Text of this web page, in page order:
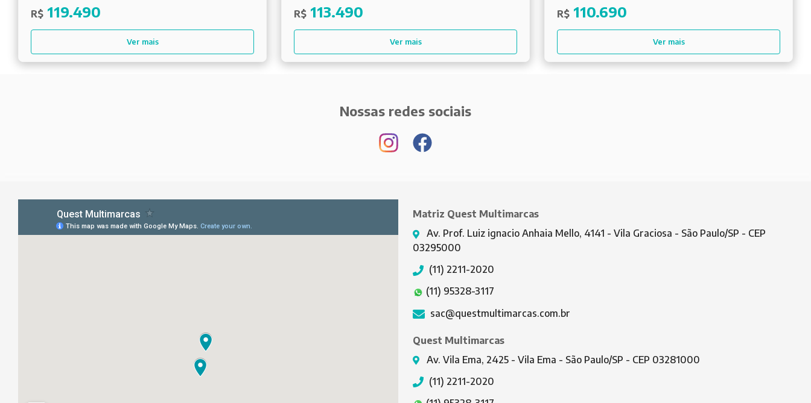
R$ 119.490
Ver mais
R$ 113.490
Ver mais
R$ 110.690
Ver mais
Nossas redes sociais
Matriz Quest Multimarcas
Av. Prof. Luiz ignacio Anhaia Mello, 4141 - Vila Graciosa - São Paulo/SP - CEP
03295000
(11) 2211-2020
(11) 95328-3117
sac@questmultimarcas.com.br
Quest Multimarcas
Av. Vila Ema, 2425 - Vila Ema - São Paulo/SP - CEP 03281000
(11) 2211-2020